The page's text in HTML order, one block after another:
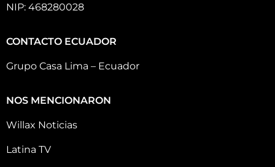
NIP: 468280028
CONTACTO ECUADOR
Grupo Casa Lima – Ecuador
NOS MENCIONARON
Willax Noticias
Latina TV